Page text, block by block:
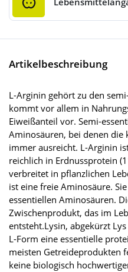
Artikelbeschreibung
L-Arginin gehört zu den
kommt vor allem in
Eiweißanteil vor. Semi-
Aminosäuren, bei denen
immer ausreicht. L-Arginin
reichlich in Erdnussprotein
verbreitet in pflanzlichen
ist eine freie Aminosäure.
essentiellen Aminosäuren.
Zwischenprodukt, das im
entsteht.Lysin, abgekürzt
L-Form eine essentielle
meisten Getreideprodukten
keine biologisch